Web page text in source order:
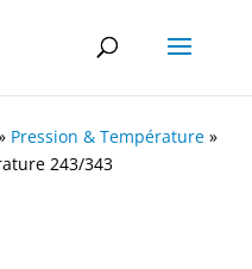
Pression & Température »
243/343